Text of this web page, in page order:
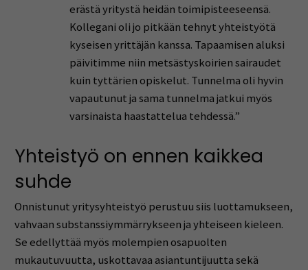
erästä yritystä heidän toimipisteeseensä.
Kollegani oli jo pitkään tehnyt yhteistyötä
kyseisen yrittäjän kanssa. Tapaamisen aluksi
päivitimme niin metsästyskoirien sairaudet
kuin tyttärien opiskelut. Tunnelma oli hyvin
vapautunut ja sama tunnelma jatkui myös
varsinaista haastattelua tehdessä.”
Yhteistyö on ennen kaikkea
suhde
Onnistunut yritysyhteistyö perustuu siis luottamukseen,
vahvaan substanssiymmärrykseen ja yhteiseen kieleen.
Se edellyttää myös molempien osapuolten
mukautuvuutta, uskottavaa asiantuntijuutta sekä